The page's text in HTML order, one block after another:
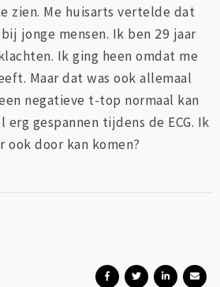
zien. Me huisarts vertelde dat
jonge mensen. Ik ben 29 jaar
Ik ging heen omdat me
Maar dat was ook allemaal
negatieve t-top normaal kan
erg gespannen tijdens de ECG. Ik
door kan komen?